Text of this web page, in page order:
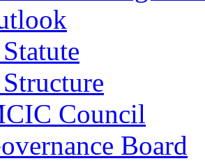
Council
Board